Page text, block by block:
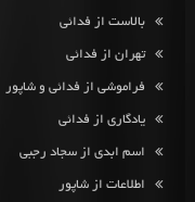
بالاست از فدائی
تهران از فدائی
فراموشی از فدائی و شاپور
یادگاری از فدائی
اسم ابدی از سجاد رجبی
اطلاعات از شاپور